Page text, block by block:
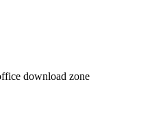
download zone